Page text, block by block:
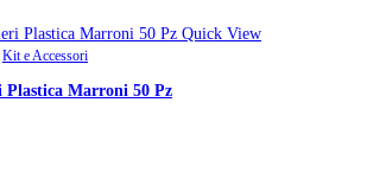
Quick View
Kit e Accessori
Plastica Marroni 50 Pz